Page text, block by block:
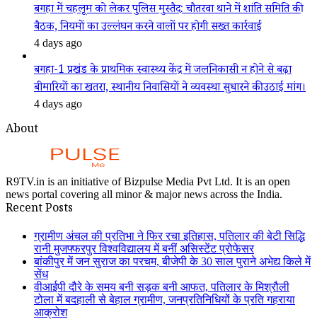
बगहा में चहलूम को लेकर पुलिस मुस्तैद: चौतरवा थाने में शांति समिति की
बैठक, नियमों का उल्लंघन करने वालों पर होगी सख्त कार्रवाई
4 days ago
बगहा-1 प्रखंड के प्राथमिक स्वास्थ्य केंद्र में जलनिकासी न होने से बढ़ा
बीमारियों का खतरा, स्थानीय निवासियों ने व्यवस्था सुधारने की उठाई मांग।
4 days ago
About
R9TV.in is an initiative of Bizpulse Media Pvt Ltd. It is an open
news portal covering all minor & major news across the India.
Recent Posts
ग्रामीण अंचल की प्रतिभा ने फिर रचा इतिहास, पतिलार की बेटी सिद्धि
रानी मुजफ्फरपुर विश्वविद्यालय में बनीं असिस्टेंट प्रोफेसर
बांकीपुर में जन सुराज का परचम, बीजेपी के 30 साल पुराने अभेद्य किले में
सेंध
वीआईपी दौरे के समय बनी सड़क बनी आफत, पतिलार के मिश्रौली
टोला में बदहाली से बेहाल ग्रामीण, जनप्रतिनिधियों के प्रति गहराया
आक्रोश